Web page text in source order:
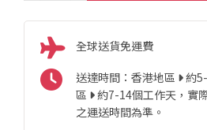
全球送貨免運費
送達時間：香港地區
約
區
約7-14個工作天，實
之運送時間為準。